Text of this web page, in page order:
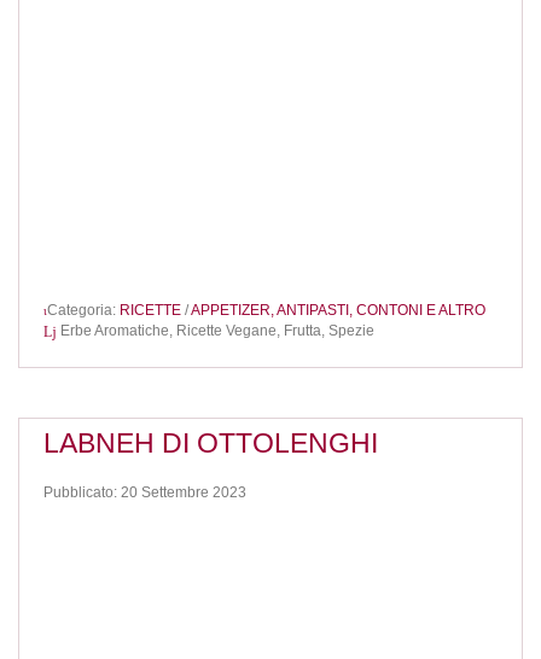
Categoria: RICETTE /APPETIZER, ANTIPASTI, CONTONI E ALTRO
Erbe Aromatiche, Ricette Vegane, Frutta, Spezie
LABNEH DI OTTOLENGHI
Pubblicato: 20 Settembre 2023